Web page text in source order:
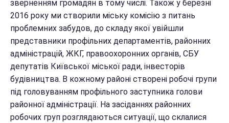
зверненням громадян в тому числі. Також у березні
2016 року ми створили міську комісію з питань
проблемних забудов, до складу якої увійшли
представники профільних департаментів, районних
адміністрацій, ЖКГ, правоохоронних органів, СБУ
депутатів Київської міської ради, інвесторів
будівництва. В кожному районі створені робочі групи
під головуванням профільного заступника голови
районної адміністрації. На засіданнях районних
робочих груп розглядаються ситуації, що склалися